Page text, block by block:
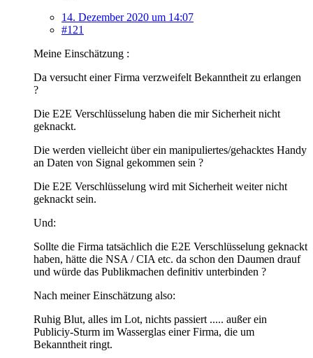
14. Dezember 2020 um 14:07
#121
Meine Einschätzung :
Da versucht einer Firma verzweifelt Bekanntheit zu erlangen
?
Die E2E Verschlüsselung haben die mir Sicherheit nicht
geknackt.
Die werden vielleicht über ein manipuliertes/gehacktes Handy
an Daten von Signal gekommen sein ?
Die E2E Verschlüsselung wird mit Sicherheit weiter nicht
geknackt sein.
Und:
Sollte die Firma tatsächlich die E2E Verschlüsselung geknackt
haben, hätte die NSA / CIA etc. da schon den Daumen drauf
und würde das Publikmachen definitiv unterbinden ?
Nach meiner Einschätzung also:
Ruhig Blut, alles im Lot, nichts passiert ..... außer ein
Publiciy-Sturm im Wasserglas einer Firma, die um
Bekanntheit ringt.